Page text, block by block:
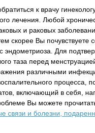
к врачу
лечения. Любой
и раковых
скорее Вы почувствуете
эндометриоза. Для
таза перед
различными
процесса,
включающий в себя,
Вы можете
связи и болезни,